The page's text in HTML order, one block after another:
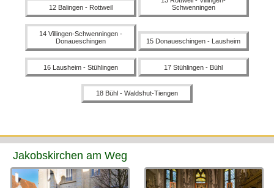
12 Balingen - Rottweil
Schwenningen
14 Villingen-Schwenningen -
Donaueschingen
15 Donaueschingen - Lausheim
16 Lausheim - Stühlingen 17 Stühlingen - Bühl
18 Bühl - Waldshut-Tiengen
Jakobskirchen am Weg